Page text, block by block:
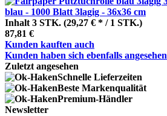
blau - 1000 Blatt 3lagig - 36x36 cm
Inhalt 3 STK. (29,27 € * / 1 STK.)
87,81 €
Kunden kauften auch
Kunden haben sich ebenfalls angesehen
Zuletzt angesehen
Schnelle Lieferzeiten
Beste Markenqualität
Premium-Händler
Newsletter